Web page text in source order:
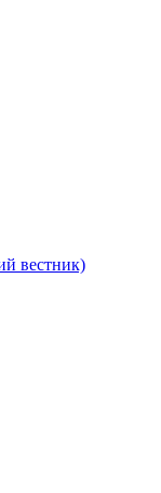
вестник)